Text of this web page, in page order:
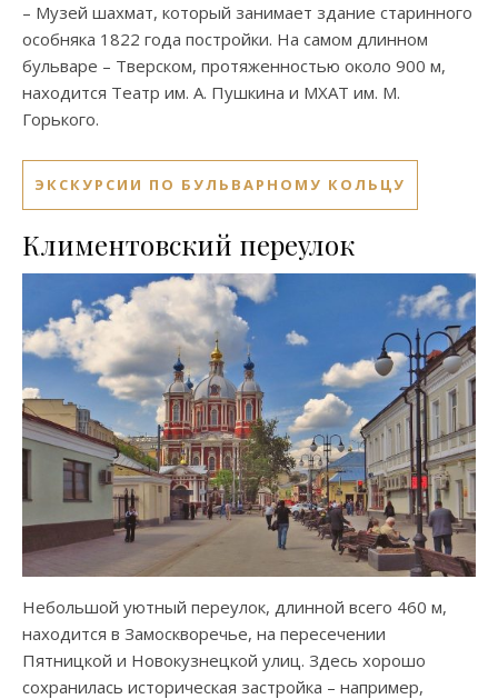
– Музей шахмат, который занимает здание старинного
особняка 1822 года постройки. На самом длинном
бульваре – Тверском, протяженностью около 900 м,
находится Театр им. А. Пушкина и МХАТ им. М.
Горького.
ЭКСКУРСИИ ПО БУЛЬВАРНОМУ КОЛЬЦУ
Климентовский переулок
Небольшой уютный переулок, длинной всего 460 м,
находится в Замоскворечье, на пересечении
Пятницкой и Новокузнецкой улиц. Здесь хорошо
сохранилась историческая застройка – например,